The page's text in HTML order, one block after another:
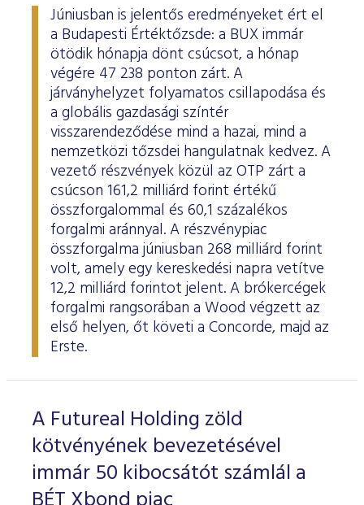
Júniusban is jelentős eredményeket ért el
a Budapesti Értéktőzsde: a BUX immár
ötödik hónapja dönt csúcsot, a hónap
végére 47 238 ponton zárt. A
járványhelyzet folyamatos csillapodása és
a globális gazdasági színtér
visszarendeződése mind a hazai, mind a
nemzetközi tőzsdei hangulatnak kedvez. A
vezető részvények közül az OTP zárt a
csúcson 161,2 milliárd forint értékű
összforgalommal és 60,1 százalékos
forgalmi aránnyal. A részvénypiac
összforgalma júniusban 268 milliárd forint
volt, amely egy kereskedési napra vetítve
12,2 milliárd forintot jelent. A brókercégek
forgalmi rangsorában a Wood végzett az
első helyen, őt követi a Concorde, majd az
Erste.
A Futureal Holding zöld
kötvényének bevezetésével
immár 50 kibocsátót számlál a